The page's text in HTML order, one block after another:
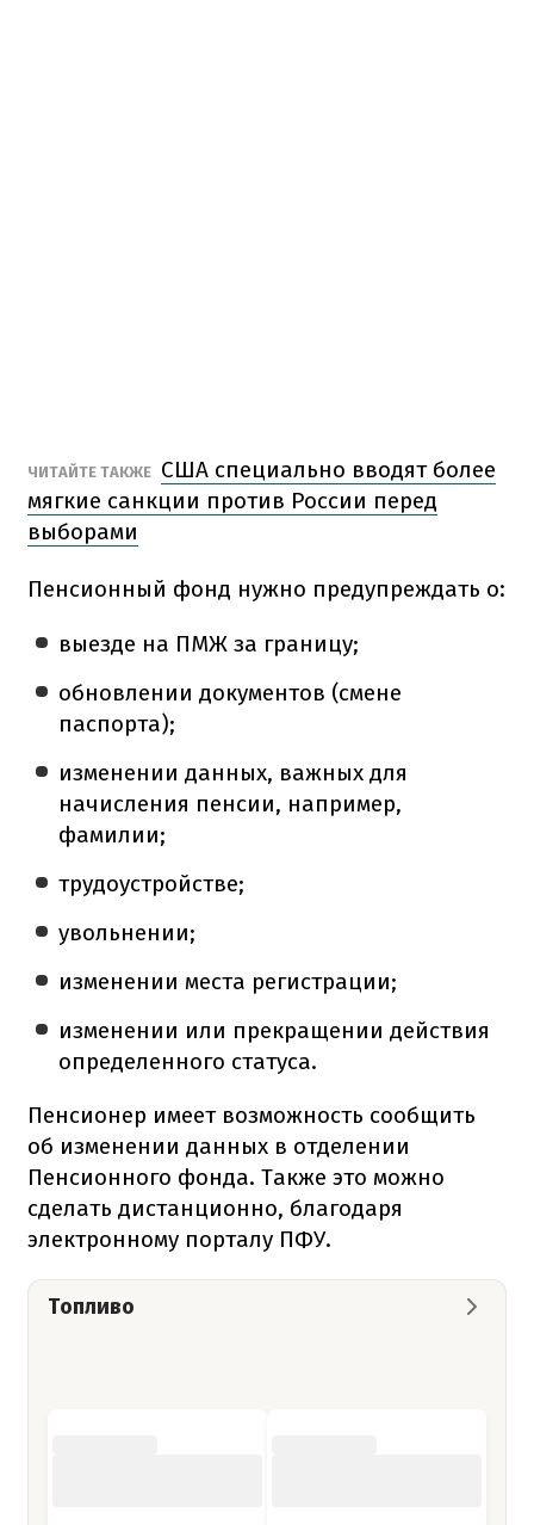
ЧИТАЙТЕ ТАКЖЕ США специально вводят более
мягкие санкции против России перед
выборами
Пенсионный фонд нужно предупреждать о:
выезде на ПМЖ за границу;
обновлении документов (смене
паспорта);
изменении данных, важных для
начисления пенсии, например,
фамилии;
трудоустройстве;
увольнении;
изменении места регистрации;
изменении или прекращении действия
определенного статуса.
Пенсионер имеет возможность сообщить
об изменении данных в отделении
Пенсионного фонда. Также это можно
сделать дистанционно, благодаря
электронному порталу ПФУ.
Топливо